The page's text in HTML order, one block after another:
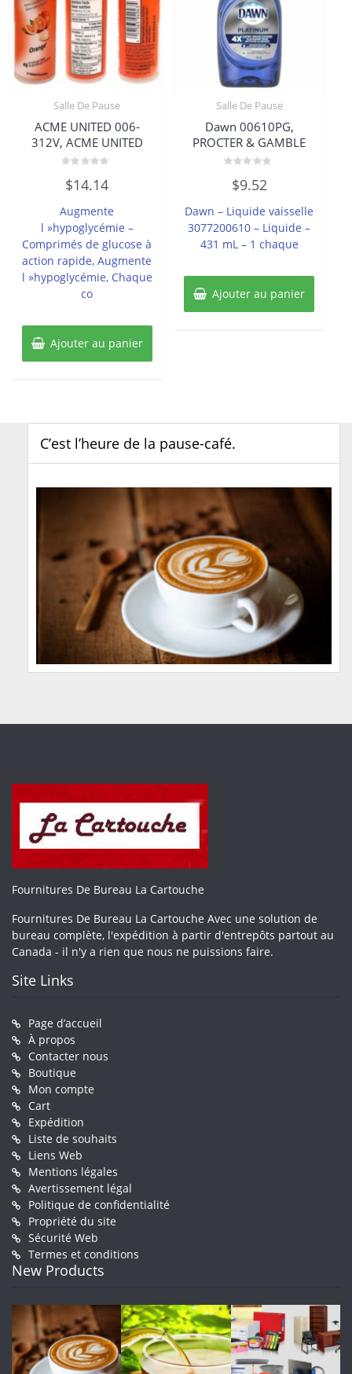
Salle De Pause
ACME UNITED 006-
312V, ACME UNITED
0
sur
$14.14
Augmente
l »hypoglycémie –
Comprimés de glucose à
action rapide, Augmente
l »hypoglycémie, Chaque
co
Ajouter au panier
Salle De Pause
Dawn 00610PG,
PROCTER & GAMBLE
sur
$9.52
Dawn – Liquide vaisselle
3077200610 – Liquide –
431 mL – 1 chaque
Ajouter au panier
C’est l’heure de la pause-café.
Fournitures De Bureau La Cartouche
Fournitures De Bureau La Cartouche Avec une solution de
bureau complète, l'expédition à partir d'entrepôts partout au
Canada - il n'y a rien que nous ne puissions faire.
Site Links
Page d’accueil
À propos
Contacter nous
Boutique
Mon compte
Cart
Expédition
Liste de souhaits
Liens Web
Mentions légales
Avertissement légal
Politique de confidentialité
Propriété du site
Sécurité Web
Termes et conditions
New Products